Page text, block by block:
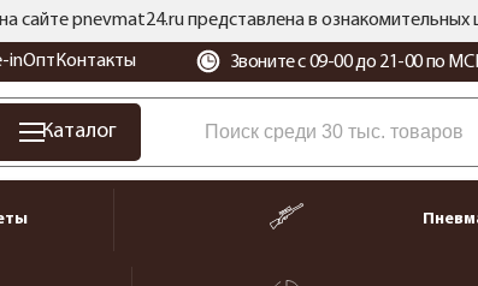
сайте pnevmat24.ru представлена в
inОпт Контакты Звоните с 09-00 до 21-00 по
Каталог